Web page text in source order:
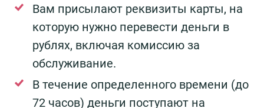
Вам присылают реквизиты карты, на
которую нужно перевести деньги в
рублях, включая комиссию за
обслуживание.
В течение определенного времени (до
72 часов) деньги поступают на